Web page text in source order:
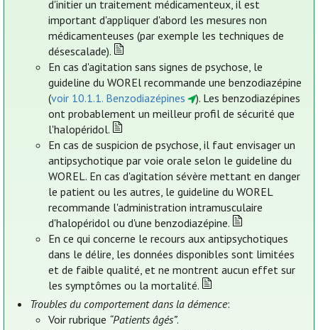
d'initier un traitement médicamenteux, il est
important d'appliquer d'abord les mesures non
médicamenteuses (par exemple les techniques de
désescalade).
En cas d'agitation sans signes de psychose, le
guideline du WOREl recommande une benzodiazépine
(voir 10.1.1. Benzodiazépines
). Les benzodiazépines
ont probablement un meilleur profil de sécurité que
l'halopéridol.
En cas de suspicion de psychose, il faut envisager un
antipsychotique par voie orale selon le guideline du
WOREL. En cas d'agitation sévère mettant en danger
le patient ou les autres, le guideline du WOREL
recommande l'administration intramusculaire
d'halopéridol ou d'une benzodiazépine.
En ce qui concerne le recours aux antipsychotiques
dans le délire, les données disponibles sont limitées
et de faible qualité, et ne montrent aucun effet sur
les symptômes ou la mortalité.
Troubles du comportement dans la démence:
Voir rubrique “Patients âgés”.